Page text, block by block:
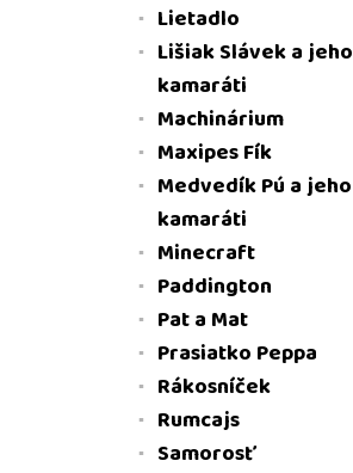
Lietadlo
Lišiak Slávek a jeho
kamaráti
Machinárium
Maxipes Fík
Medvedík Pú a jeho
kamaráti
Minecraft
Paddington
Pat a Mat
Prasiatko Peppa
Rákosníček
Rumcajs
Samorosť